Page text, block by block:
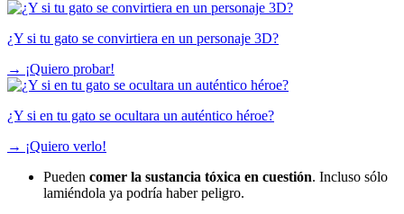
¿Y si tu gato se convirtiera en un personaje 3D?
→ ¡Quiero probar!
¿Y si en tu gato se ocultara un auténtico héroe?
→ ¡Quiero verlo!
Pueden comer la sustancia tóxica en cuestión. Incluso sólo
lamiéndola ya podría haber peligro.